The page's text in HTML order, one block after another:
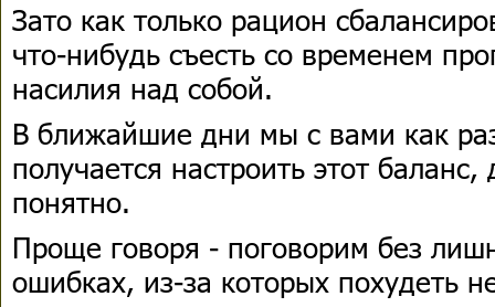
Зато как только рацион
что-нибудь съесть со временем
насилия над собой.
В ближайшие дни мы с вами как
получается настроить этот
понятно.
Проще говоря - поговорим без
ошибках, из-за которых похудеть